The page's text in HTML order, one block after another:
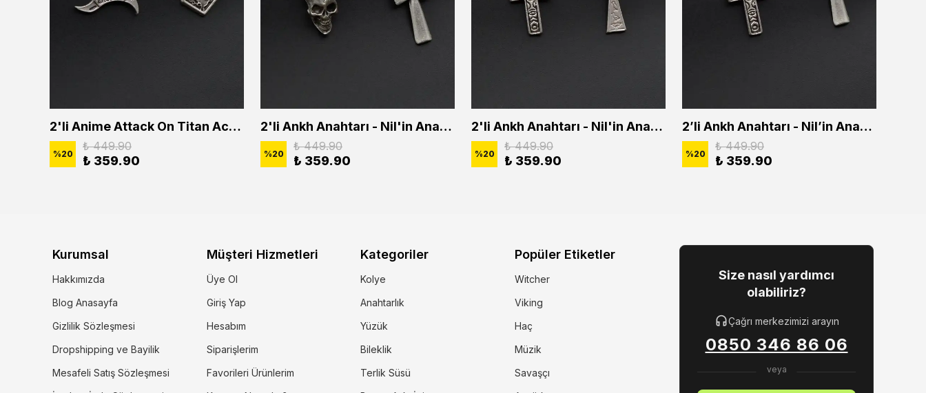
2'li Anime Attack On Titan Acrylic Maria Anime Naruto Erkek Kadın Kolye Seti
%20
₺ 449.90
₺ 359.90
2'li Ankh Anahtarı - Nil'in Anahtarı - Kuru Kafa Erkek Kadın Kolye Seti
%20
₺ 449.90
₺ 359.90
2'li Ankh Anahtarı - Nil'in Anahtarı Erkek Kadın Kolye Seti
%20
₺ 449.90
₺ 359.90
2’li Ankh Anahtarı - Nil’in Anahtarı Erkek Kadın Kolye Seti
%20
₺ 449.90
₺ 359.90
Kurumsal
Hakkımızda
Blog Anasayfa
Gizlilik Sözleşmesi
Dropshipping ve Bayilik
Mesafeli Satış Sözleşmesi
Müşteri Hizmetleri
Üye Ol
Giriş Yap
Hesabım
Siparişlerim
Favorileri Ürünlerim
Kategoriler
Kolye
Anahtarlık
Yüzük
Bileklik
Terlik Süsü
Popüler Etiketler
Witcher
Viking
Haç
Müzik
Savaşçı
Size nasıl yardımcı
olabiliriz?
Çağrı merkezimizi arayın
0850 346 86 06